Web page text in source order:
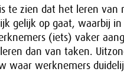
te zien dat het leren van
gelijk op gaat, waarbij in
(iets) vaker
dan van taken.
waar werknemers